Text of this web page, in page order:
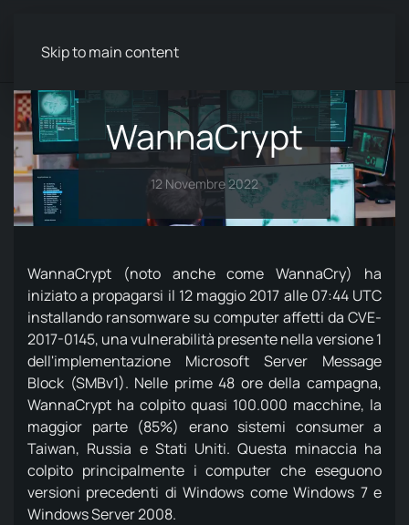
Skip to main content
WannaCrypt
12 Novembre 2022
WannaCrypt (noto anche come WannaCry) ha
iniziato a propagarsi il 12 maggio 2017 alle 07:44 UTC
installando ransomware su computer affetti da CVE-
2017-0145, una vulnerabilità presente nella versione 1
dell'implementazione Microsoft Server Message
Block (SMBv1). Nelle prime 48 ore della campagna,
WannaCrypt ha colpito quasi 100.000 macchine, la
maggior parte (85%) erano sistemi consumer a
Taiwan, Russia e Stati Uniti.Questa minaccia ha
colpito principalmente i computer che eseguono
versioni precedenti di Windows come Windows 7 e
Windows Server 2008.